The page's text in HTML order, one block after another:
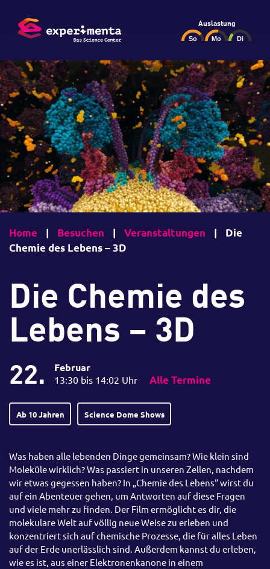
Auslastung
Home | Besuchen | Veranstaltungen |
Die
Chemie des Lebens – 3D
Die Chemie des
Lebens – 3D
22. Februar
13:30 bis 14:02 Uhr Alle Termine
Ab 10 Jahren Science Dome Shows
Was haben alle lebenden Dinge gemeinsam? Wie klein sind
Moleküle wirklich? Was passiert in unseren Zellen, nachdem
wir etwas gegessen haben? In „Chemie des Lebens“ wirst du
auf ein Abenteuer gehen, um Antworten auf diese Fragen
und viele mehr zu finden. Der Film ermöglicht es dir, die
molekulare Welt auf völlig neue Weise zu erleben und
konzentriert sich auf chemische Prozesse, die für alles Leben
auf der Erde unerlässlich sind. Außerdem kannst du erleben,
wie es ist, aus einer Elektronenkanone in einem